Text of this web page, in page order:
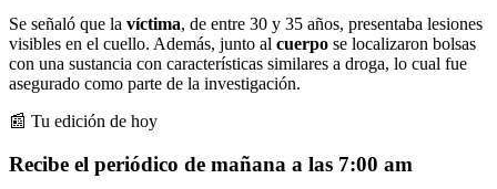
Se señaló que la víctima, de entre 30 y 35 años, presentaba lesiones
visibles en el cuello. Además, junto al cuerpo se localizaron bolsas
con una sustancia con características similares a droga, lo cual fue
asegurado como parte de la investigación.
📰 Tu edición de hoy
Recibe el periódico de mañana a las 7:00 am